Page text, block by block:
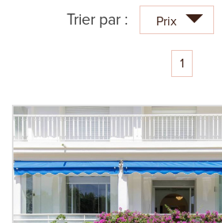
Trier par : Prix
1